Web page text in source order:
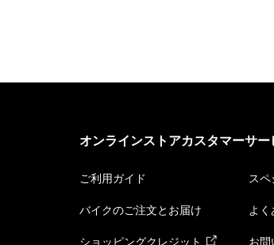
オンラインストアカスタマーサー
ご利用ガイド
バイクのご注文とお届け
ショッピングクレジット
スペ
よく
お問